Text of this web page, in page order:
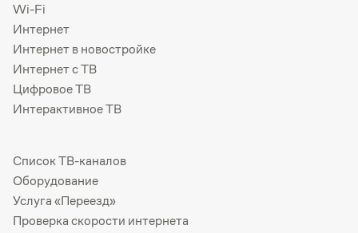
Wi-Fi
Интернет
Интернет в новостройке
Интернет с ТВ
Цифровое ТВ
Интерактивное ТВ
Список ТВ-каналов
Оборудование
Услуга «Переезд»
Проверка скорости интернета